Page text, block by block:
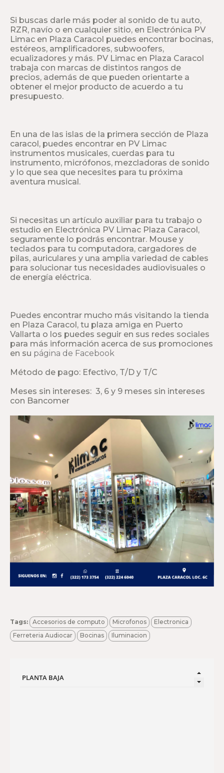
Si buscas darle más poder al sonido de tu auto,
RZR, navío o en cualquier sitio, en Electrónica PV
Limac en Plaza Caracol puedes encontrar bocinas,
estéreos, amplificadores, subwoofers,
ecualizadores y más. PV Limac en Plaza Caracol
trabaja con marcas de distintos rangos de
precios, además de que pueden orientarte a
obtener el mejor producto de acuerdo a tu
presupuesto.
En una de las islas de la primera sección de Plaza
caracol, puedes encontrar en PV Limac
instrumentos musicales, cuerdas para tu
instrumento, micrófonos, mezcladoras de sonido
y lo que sea que necesites para tu próxima
aventura musical.
Si necesitas un artículo auxiliar para tu trabajo o
estudio en Electrónica PV Limac Plaza Caracol,
seguramente lo podrás encontrar. Mouse y
teclados para tu computadora, cargadores de
pilas, auriculares y una amplia variedad de cables
para solucionar tus necesidades audiovisuales o
de energía eléctrica.
Puedes encontrar mucho más visitando la tienda
en Plaza Caracol, tu plaza amiga en Puerto
Vallarta o los puedes seguir en sus redes sociales
para más información acerca de sus promociones
en su página de Facebook
Método de pago: Efectivo, T/D y T/C
Meses sin intereses: 3, 6 y 9 meses sin intereses
con Bancomer
Tags: Accesorios de computo Microfonos
Electronica
Ferreteria Audiocar
Bocinas Iluminacion